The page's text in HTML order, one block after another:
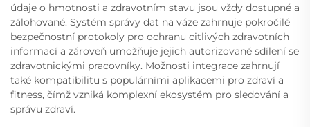
údaje o hmotnosti a zdravotním stavu jsou vždy dostupné a
zálohované. Systém správy dat na váze zahrnuje pokročilé
bezpečnostní protokoly pro ochranu citlivých zdravotních
informací a zároveň umožňuje jejich autorizované sdílení se
zdravotnickými pracovníky. Možnosti integrace zahrnují
také kompatibilitu s populárními aplikacemi pro zdraví a
fitness, čímž vzniká komplexní ekosystém pro sledování a
správu zdraví.